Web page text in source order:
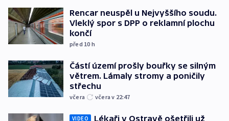
Rencar neuspěl u Nejvyššího soudu.
Vleklý spor s DPP o reklamní plochu
končí
před 10 h
Částí území prošly bouřky se silným
větrem. Lámaly stromy a poničily
střechu
včera včera v 22:47
VIDEO
Lékaři v Ostravě ošetřili už